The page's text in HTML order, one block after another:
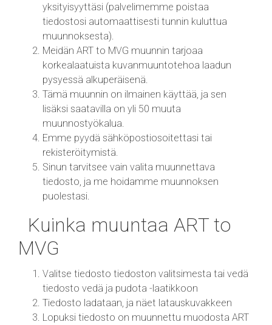
yksityisyyttäsi (palvelimemme poistaa
tiedostosi automaattisesti tunnin kuluttua
muunnoksesta).
Meidän ART to MVG muunnin tarjoaa
korkealaatuista kuvanmuuntotehoa laadun
pysyessä alkuperäisenä.
Tämä muunnin on ilmainen käyttää, ja sen
lisäksi saatavilla on yli 50 muuta
muunnostyökalua.
Emme pyydä sähköpostiosoitettasi tai
rekisteröitymistä.
Sinun tarvitsee vain valita muunnettava
tiedosto, ja me hoidamme muunnoksen
puolestasi.
Kuinka muuntaa ART to
MVG
Valitse tiedosto tiedoston valitsimesta tai vedä
tiedosto vedä ja pudota -laatikkoon
Tiedosto ladataan, ja näet latauskuvakkeen
Lopuksi tiedosto on muunnettu muodosta ART